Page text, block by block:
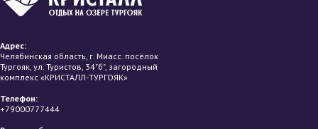
Адрес:
Челябинская область, г. Миасс. посёлок
Тургояк, ул. Туристов, 34"б", загородный
комплекс «КРИСТАЛЛ-ТУРГОЯК»
Телефон:
+79000777444